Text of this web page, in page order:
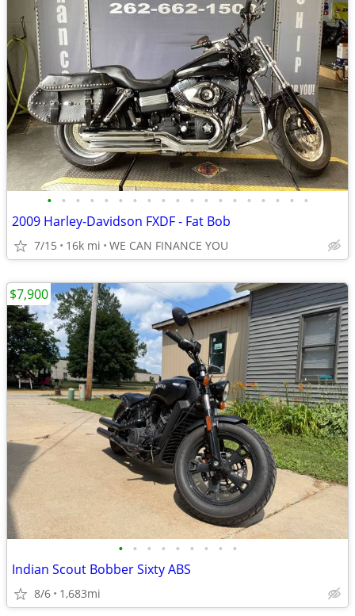
• • • • • • • • • • • • • • • • • • •
2009 Harley-Davidson FXDF - Fat Bob
7/15 16k mi WE CAN FINANCE YOU
• • • • • • • • •
Indian Scout Bobber Sixty ABS
8/6 1,683mi
$7,900